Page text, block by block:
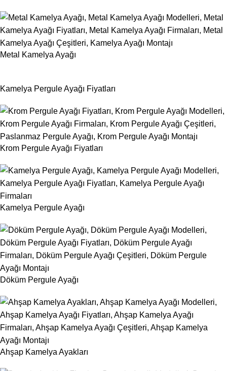
Metal Kamelya Ayağı
Kamelya Pergule Ayağı Fiyatları
Krom Pergule Ayağı Fiyatları
Kamelya Pergule Ayağı
Döküm Pergule Ayağı
Ahşap Kamelya Ayakları